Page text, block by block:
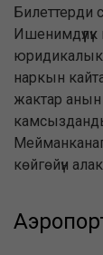
Билеттерди
юридикалык
наркын
жактар анын
көйгөйүн